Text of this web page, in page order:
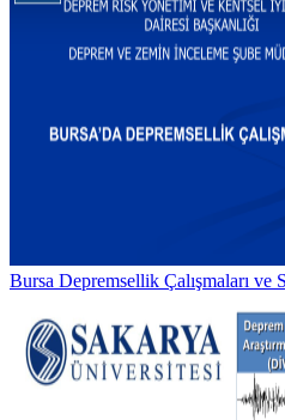
Bursa Depremsellik Çalışmaları